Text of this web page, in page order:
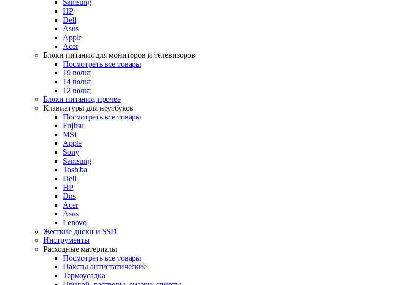
Samsung
HP
Dell
Asus
Apple
Acer
Блоки питания для мониторов и телевизоров
Посмотреть все товары
19 вольт
14 вольт
12 вольт
Блоки питания, прочее
Клавиатуры для ноутбуков
Посмотреть все товары
Fujitsu
MSI
Apple
Sony
Samsung
Toshiba
Dell
HP
Dns
Acer
Asus
Lenovo
Жесткие диски и SSD
Инструменты
Расходные материалы
Посмотреть все товары
Пакеты антистатические
Термоусадка